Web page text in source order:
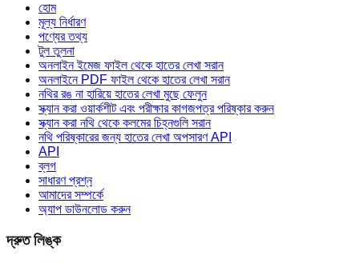
হোম
মূল্য নির্ধারণ
পণ্যের তথ্য
টুল তুলনা
অনলাইন ইমেজ ফাইল থেকে হাতের লেখা সরান
অনলাইনে PDF ফাইল থেকে হাতের লেখা সরান
নথির রঙ না হারিয়ে হাতের লেখা মুছে ফেলুন
স্ক্যান করা ওয়ার্কশীট এবং পরীক্ষার কাগজপত্র পরিষ্কার করুন
স্ক্যান করা নথি থেকে কলমের চিহ্নগুলি সরান
নথি পরিষ্কারের জন্য হাতের লেখা অপসারণ API
API
ব্লগ
সাধারণ প্রশ্ন
আমাদের সম্পর্কে
অ্যাপ ডাউনলোড করুন
দ্রুত লিঙ্ক